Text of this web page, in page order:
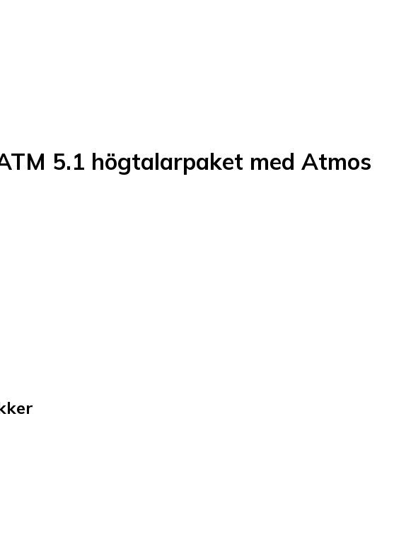
5.1 högtalarpaket med Atmos